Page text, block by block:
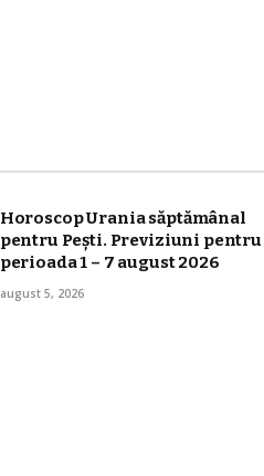
Horoscop Urania săptămânal
pentru Pești. Previziuni pentru
perioada 1 – 7 august 2026
august 5, 2026